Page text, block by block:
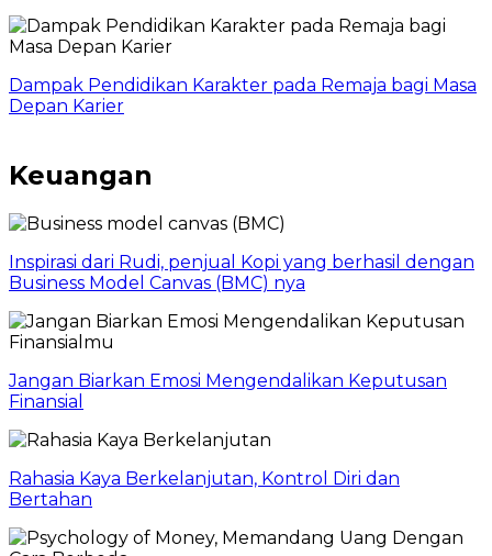
Dampak Pendidikan Karakter pada Remaja bagi Masa
Depan Karier
Keuangan
Inspirasi dari Rudi, penjual Kopi yang berhasil dengan
Business Model Canvas (BMC) nya
Jangan Biarkan Emosi Mengendalikan Keputusan
Finansial
Rahasia Kaya Berkelanjutan, Kontrol Diri dan
Bertahan